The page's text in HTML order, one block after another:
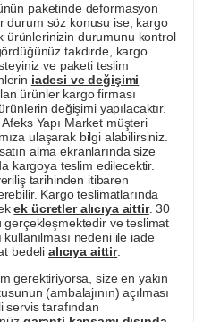
paketinde deformasyon
durum söz konusu ise, kargo
ürünlerinizin durumunu kontrol
takdirde, kargo
ve paketi teslim
iadesi ve değişimi
ürünler kargo firması
değişimi yapılacaktır.
Yapı Market müşteri
ulaşarak bilgi alabilirsiniz.
alma ekranlarında size
kargoya teslim edilecektir.
tarihinden itibaren
Kargo teslimatlarında
ek ücretler alıcıya aittir. 30
ve teslimat
nedeni ile iade
bedeli alıcıya aittir.
gerektiriyorsa, size en yakın
(ambalajının) açılması
tarafından